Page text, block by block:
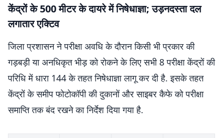
केंद्रों के 500 मीटर के दायरे में निषेधाज्ञा; उड़नदस्ता दल
लगातार एक्टिव
जिला प्रशासन ने परीक्षा अवधि के दौरान किसी भी प्रकार की
गड़बड़ी या अनधिकृत भीड़ को रोकने के लिए सभी 8 परीक्षा केंद्रों की
परिधि में धारा 144 के तहत निषेधाज्ञा लागू कर दी है. इसके तहत
केंद्रों के समीप फोटोकॉपी की दुकानों और साइबर कैफे को परीक्षा
समाप्ति तक बंद रखने का निर्देश दिया गया है.